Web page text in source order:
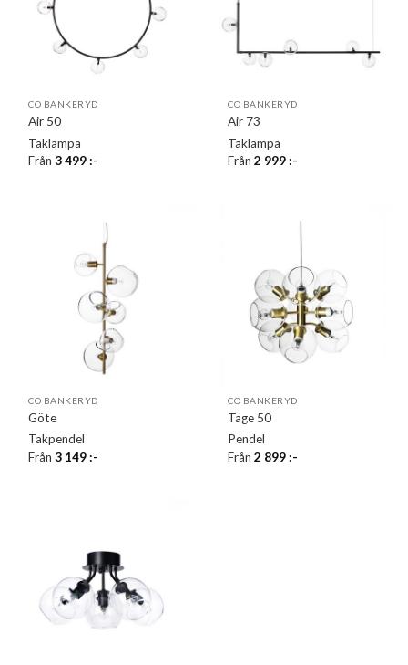
CO BANKERYD
Air 50
Taklampa
Från3 499:-
CO BANKERYD
Air 73
Taklampa
Från2 999:-
CO BANKERYD
Göte
Takpendel
Från3 149:-
CO BANKERYD
Tage 50
Pendel
Från2 899:-